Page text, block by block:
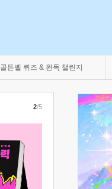
골든벨 퀴즈 & 완독 챌린지
2/5